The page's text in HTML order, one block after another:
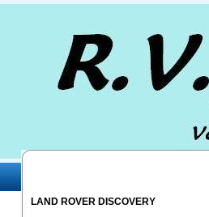
LAND ROVER DISCOVERY